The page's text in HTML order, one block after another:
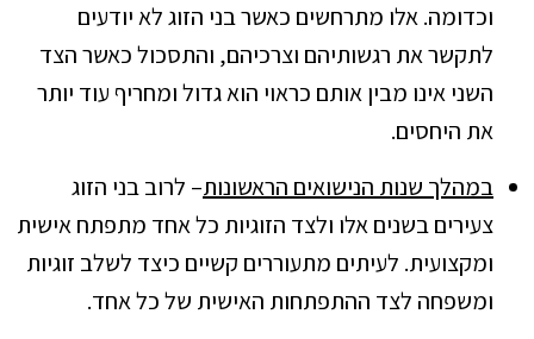
וכדומה. אלו מתרחשים כאשר בני הזוג לא יודעים
לתקשר את רגשותיהם וצרכיהם, והתסכול כאשר הצד
השני אינו מבין אותם כראוי הוא גדול ומחריף עוד יותר
את היחסים.
במהלך שנות הנישואים הראשונות– לרוב בני הזוג
צעירים בשנים אלו ולצד הזוגיות כל אחד מתפתח אישית
ומקצועית. לעיתים מתעוררים קשיים כיצד לשלב זוגיות
ומשפחה לצד ההתפתחות האישית של כל אחד.